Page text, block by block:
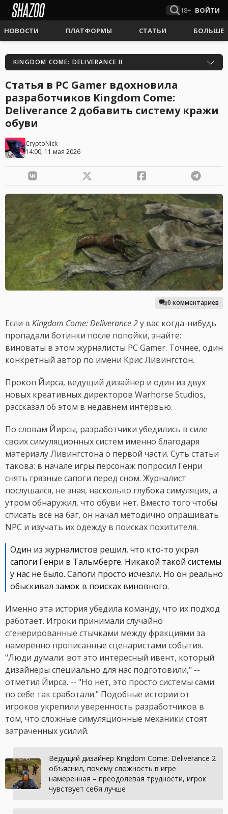
18+ ВОЙТИ
НОВОСТИ ПЛАТФОРМЫ СТАТЬИ БОЛЬШЕ
KINGDOM COME: DELIVERANCE II
Статья в PC Gamer вдохновила
разработчиков Kingdom Come:
Deliverance 2 добавить систему кражи
обуви
CryptoNick
14:00, 11 мая 2026
0 комментариев
Если в Kingdom Come: Deliverance 2у вас когда-нибудь
пропадали ботинки после попойки, знайте:
виноваты в этом журналисты PC Gamer. Точнее, один
конкретный автор по имени Крис Ливингстон.
Прокоп Йирса, ведущий дизайнер и один из двух
новых креативных директоров Warhorse Studios,
рассказал об этом в недавнем интервью.
По словам Йирсы, разработчики убедились в силе
своих симуляционных систем именно благодаря
материалу Ливингстона о первой части. Суть статьи
такова: в начале игры персонаж попросил Генри
снять грязные сапоги перед сном. Журналист
послушался, не зная, насколько глубока симуляция, а
утром обнаружил, что обуви нет. Вместо того чтобы
списать все на баг, он начал методично опрашивать
NPC и изучать их одежду в поисках похитителя.
Один из журналистов решил, что кто-то украл
сапоги Генри в Тальмберге. Никакой такой системы
у нас не было. Сапоги просто исчезли. Но он реально
обыскивал замок в поисках виновного.
Именно эта история убедила команду, что их подход
работает. Игроки принимали случайно
сгенерированные стычками между фракциями за
намеренно прописанные сценаристами события.
"Люди думали: вот это интересный ивент, который
дизайнеры специально для нас подготовили," --
отметил Йирса. -- "Но нет, это просто системы сами
по себе так сработали." Подобные истории от
игроков укрепили уверенность разработчиков в
том, что сложные симуляционные механики стоят
затраченных усилий.
Ведущий дизайнер Kingdom Come: Deliverance 2
объяснил, почему сложность в игре
намеренная – преодолевая трудности, игрок
чувствует себя лучше